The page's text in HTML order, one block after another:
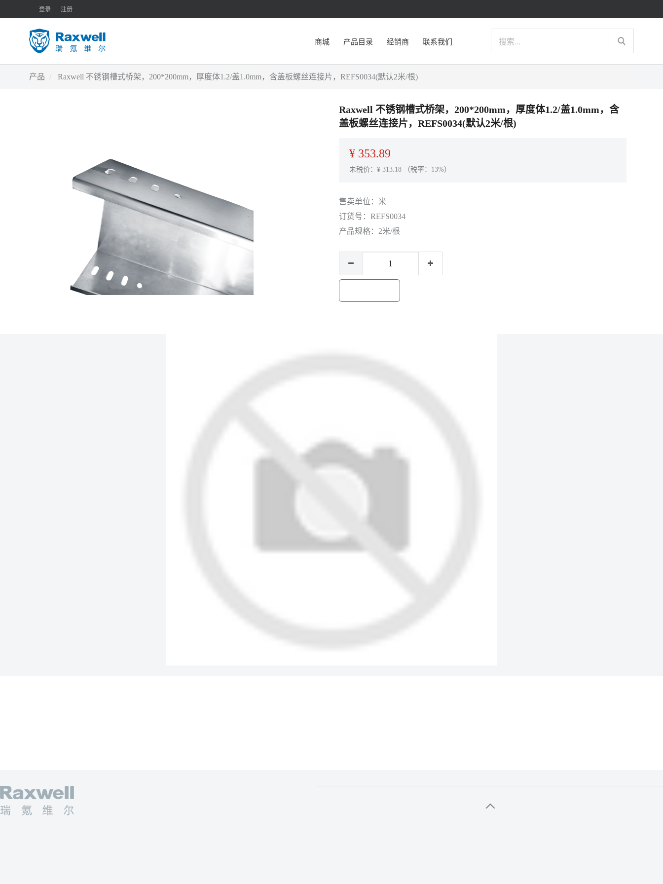
登录 注册
商城 产品目录 经销商 联系我们
产品 Raxwell 不锈钢槽式桥架，200*200mm，厚度体1.2/盖1.0mm，含盖板螺丝连接片，REFS0034(默认2米/根)
Raxwell 不锈钢槽式桥架，200*200mm，厚度体1.2/盖1.0mm，含
盖板螺丝连接片，REFS0034(默认2米/根)
¥ 353.89
未税价：¥ 313.18（税率：13%）
售卖单位： 米
订货号： REFS0034
产品规格： 2米/根